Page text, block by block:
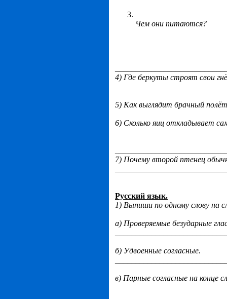
Чем они питаются?
4) Где беркуты строят свои
5) Как выглядит брачный
6) Сколько яиц откладывает
7) Почему второй птенец
Русский язык.
1) Выпиши по одному слову на
а) Проверяемые безударные
б) Удвоенные согласные.
в) Парные согласные на конце